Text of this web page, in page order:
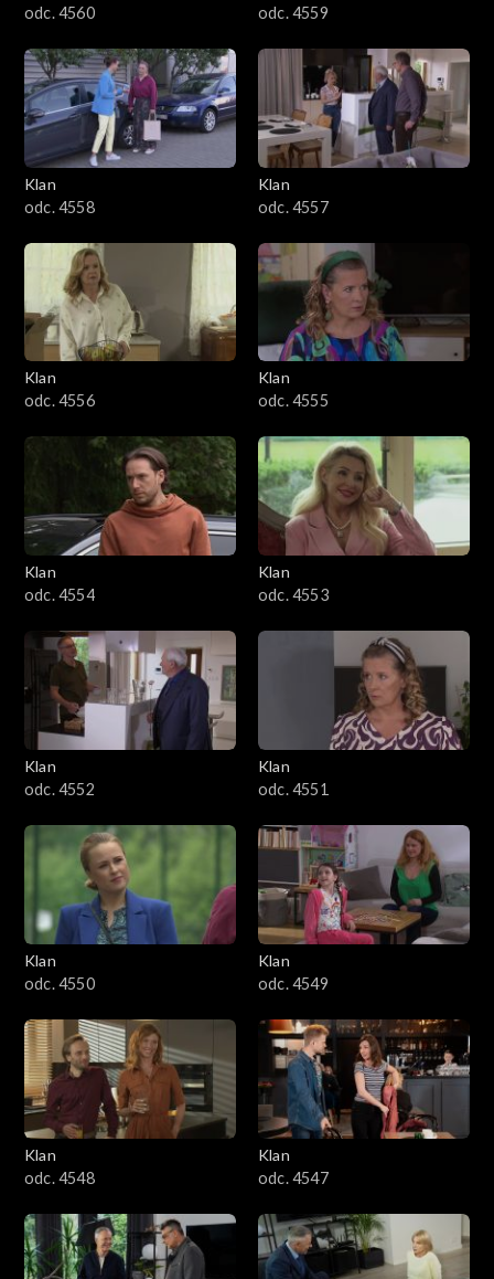
odc. 4560
odc. 4559
Klan
odc. 4558
Klan
odc. 4557
Klan
odc. 4556
Klan
odc. 4555
Klan
odc. 4554
Klan
odc. 4553
Klan
odc. 4552
Klan
odc. 4551
Klan
odc. 4550
Klan
odc. 4549
Klan
odc. 4548
Klan
odc. 4547